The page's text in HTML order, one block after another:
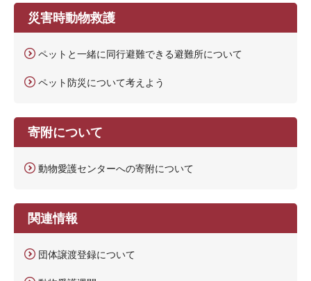
災害時動物救護
ペットと一緒に同行避難できる避難所について
ペット防災について考えよう
寄附について
動物愛護センターへの寄附について
関連情報
団体譲渡登録について